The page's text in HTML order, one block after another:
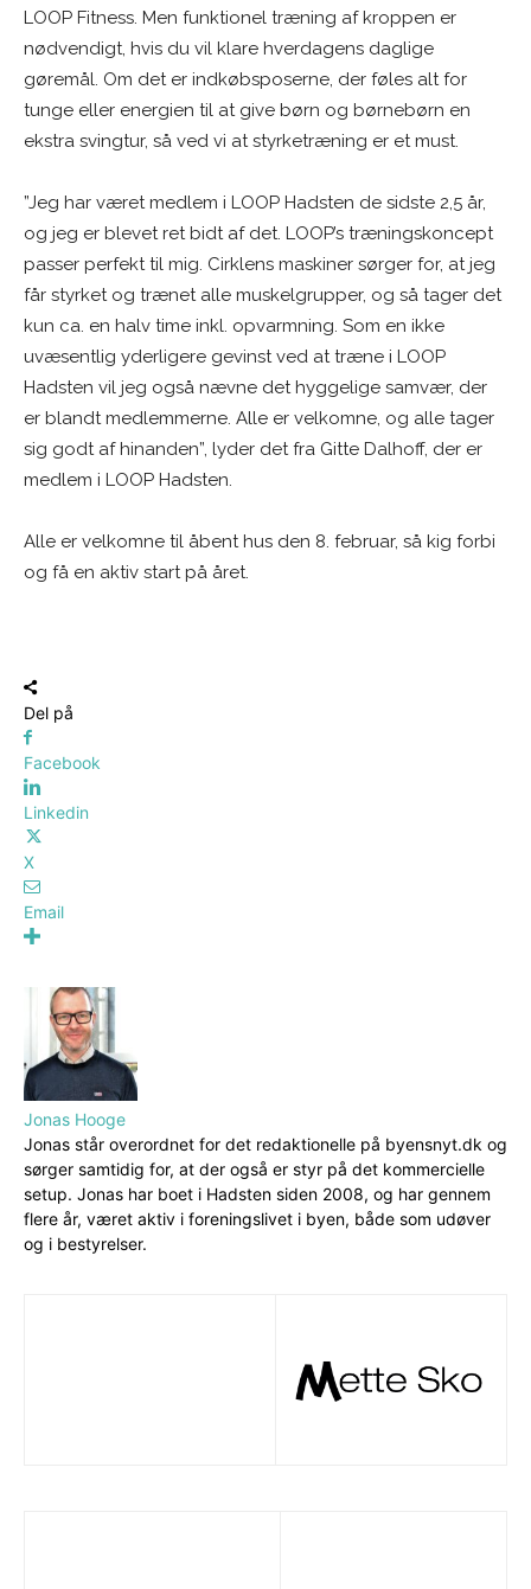
LOOP Fitness. Men funktionel træning af kroppen er
nødvendigt, hvis du vil klare hverdagens daglige
gøremål. Om det er indkøbsposerne, der føles alt for
tunge eller energien til at give børn og børnebørn en
ekstra svingtur, så ved vi at styrketræning er et must.
”Jeg har været medlem i LOOP Hadsten de sidste 2,5 år,
og jeg er blevet ret bidt af det. LOOP’s træningskoncept
passer perfekt til mig. Cirklens maskiner sørger for, at jeg
får styrket og trænet alle muskelgrupper, og så tager det
kun ca. en halv time inkl. opvarmning. Som en ikke
uvæsentlig yderligere gevinst ved at træne i LOOP
Hadsten vil jeg også nævne det hyggelige samvær, der
er blandt medlemmerne. Alle er velkomne, og alle tager
sig godt af hinanden”, lyder det fra Gitte Dalhoff, der er
medlem i LOOP Hadsten.
Alle er velkomne til åbent hus den 8. februar, så kig forbi
og få en aktiv start på året.
Del på
Facebook
Linkedin
X
Email
Jonas Hooge
Jonas står overordnet for det redaktionelle på byensnyt.dk og
sørger samtidig for, at der også er styr på det kommercielle
setup. Jonas har boet i Hadsten siden 2008, og har gennem
flere år, været aktiv i foreningslivet i byen, både som udøver
og i bestyrelser.